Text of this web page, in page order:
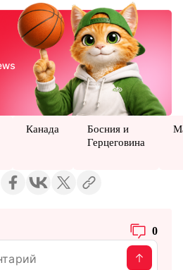
Канада
Босния и
Герцеговина
0